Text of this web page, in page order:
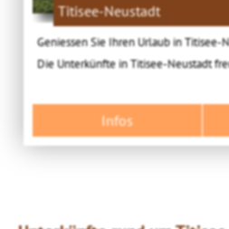
Titisee-Neustadt
Geniessen Sie Ihren Urlaub in Titisee-
Die Unterkünfte in Titisee-Neustadt
Infos